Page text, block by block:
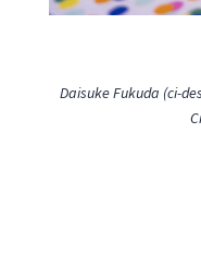
Daisuke Fukuda (ci-